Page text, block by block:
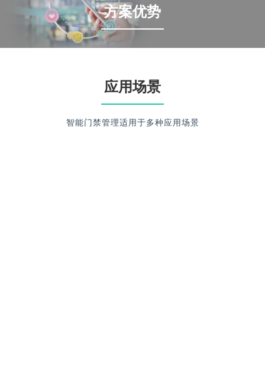
方案优势
应用场景
智能门禁管理适用于多种应用场景